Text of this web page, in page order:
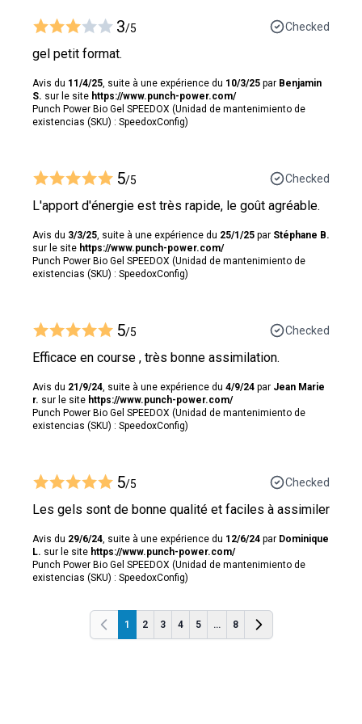
3/5 Checked
gel petit format.
Avis du 11/4/25 , suite à une expérience du 10/3/25 par Benjamin
S. sur le site https://www.punch-power.com/
Punch Power Bio Gel SPEEDOX (Unidad de mantenimiento de
existencias (SKU) : SpeedoxConfig)
5/5 Checked
L'apport d'énergie est très rapide, le goût agréable.
Avis du 3/3/25 , suite à une expérience du 25/1/25 par Stéphane B.
sur le site https://www.punch-power.com/
Punch Power Bio Gel SPEEDOX (Unidad de mantenimiento de
existencias (SKU) : SpeedoxConfig)
5/5 Checked
Efficace en course , très bonne assimilation.
Avis du 21/9/24 , suite à une expérience du 4/9/24 par Jean Marie
r. sur le site https://www.punch-power.com/
Punch Power Bio Gel SPEEDOX (Unidad de mantenimiento de
existencias (SKU) : SpeedoxConfig)
5/5 Checked
Les gels sont de bonne qualité et faciles à assimiler
Avis du 29/6/24 , suite à une expérience du 12/6/24 par Dominique
L. sur le site https://www.punch-power.com/
Punch Power Bio Gel SPEEDOX (Unidad de mantenimiento de
existencias (SKU) : SpeedoxConfig)
Anterior
1 2 3 4 5 ... 8
Anterior